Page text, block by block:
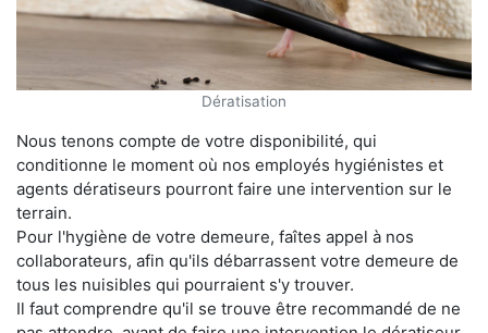
Dératisation
Nous tenons compte de votre disponibilité, qui
conditionne le moment où nos employés hygiénistes et
agents dératiseurs pourront faire une intervention sur le
terrain.
Pour l'hygiène de votre demeure, faîtes appel à nos
collaborateurs, afin qu'ils débarrassent votre demeure de
tous les nuisibles qui pourraient s'y trouver.
Il faut comprendre qu'il se trouve être recommandé de ne